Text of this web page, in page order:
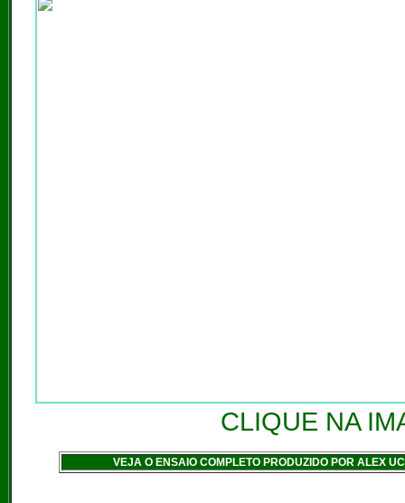
CLIQUE NA
VEJA O ENSAIO COMPLETO PRODUZIDO POR ALEX